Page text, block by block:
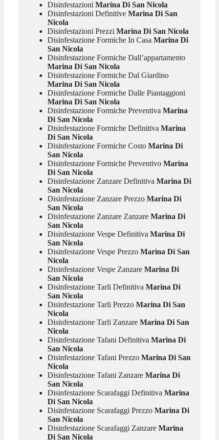
Disinfestazioni Marina Di San Nicola
Disinfestazioni DefinitiveMarina Di San
Nicola
Disinfestazioni Prezzi Marina Di San Nicola
Disinfestazione Formiche In Casa Marina Di
San Nicola
Disinfestazione Formiche Dall’appartamento
Marina Di San Nicola
Disinfestazione Formiche Dal Giardino
Marina Di San Nicola
Disinfestazione Formiche Dalle Piantaggioni
Marina Di San Nicola
Disinfestazione Formiche Preventiva Marina
Di San Nicola
Disinfestazione Formiche Definitiva Marina
Di San Nicola
Disinfestazione Formiche CostoMarina Di
San Nicola
Disinfestazione Formiche PreventivoMarina
Di San Nicola
Disinfestazione Zanzare Definitiva Marina Di
San Nicola
Disinfestazione Zanzare PrezzoMarina Di
San Nicola
Disinfestazione Zanzare ZanzareMarina Di
San Nicola
Disinfestazione Vespe Definitiva Marina Di
San Nicola
Disinfestazione Vespe PrezzoMarina Di San
Nicola
Disinfestazione Vespe ZanzareMarina Di
San Nicola
Disinfestazione Tarli Definitiva Marina Di
San Nicola
Disinfestazione Tarli PrezzoMarina Di San
Nicola
Disinfestazione Tarli ZanzareMarina Di San
Nicola
Disinfestazione Tafani Definitiva Marina Di
San Nicola
Disinfestazione Tafani PrezzoMarina Di San
Nicola
Disinfestazione Tafani ZanzareMarina Di
San Nicola
Disinfestazione Scarafaggi Definitiva Marina
Di San Nicola
Disinfestazione Scarafaggi PrezzoMarina Di
San Nicola
Disinfestazione Scarafaggi ZanzareMarina
Di San Nicola